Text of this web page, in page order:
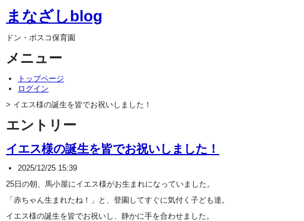
まなざしblog
ドン・ボスコ保育園
メニュー
トップページ
ログイン
> イエス様の誕生を皆でお祝いしました！
エントリー
イエス様の誕生を皆でお祝いしました！
2025/12/25 15:39
25日の朝、馬小屋にイエス様がお生まれになっていました。
「赤ちゃん生まれたね！」と、登園してすぐに気付く子ども達。
イエス様の誕生を皆でお祝いし、静かに手を合わせました。